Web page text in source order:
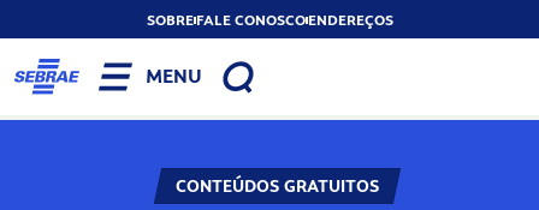
SOBREFALE CONOSCOENDEREÇOS
MENU
CONTEÚDOS GRATUITOS